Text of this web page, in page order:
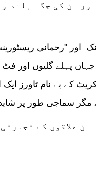
ان کی جگہ بلند و
اور "رحمانی
پہلے گلیوں اور فٹ
کے بے نام ٹاورز
سماجی طور پر شاید
علاقوں کے